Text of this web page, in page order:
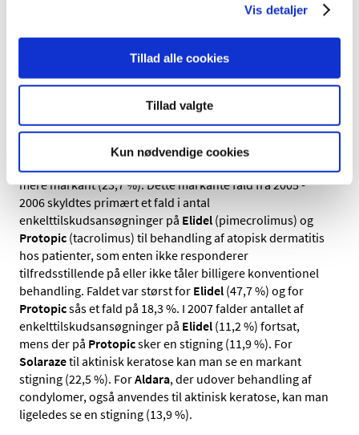
Vis detaljer
Tillad alle cookies
Tillad valgte
Kun nødvendige cookies
at patienten køber præparatet uden at have en bevilling
strontium, og dermed forårsaget færre
enkelttilskudsansøgninger for disse præparater.
I 2007 er faldet i antal ansøgninger om enkelttilskud til
lægemidler mod atopisk dermatitis (astmaeksem) og
mod aktinisk keratose (forstadie til hudkræft) mindre (4,2
%) end i 2006, hvor faldet sammenlignet med 2005 var
mere markant (23,7 %). Dette markante fald fra 2005 -
2006 skyldtes primært et fald i antal
enkelttilskudsansøgninger på Elidel (pimecrolimus) og
Protopic (tacrolimus) til behandling af atopisk dermatitis
hos patienter, som enten ikke responderer
tilfredsstillende på eller ikke tåler billigere konventionel
behandling. Faldet var størst for Elidel (47,7 %) og for
Protopicsås et fald på 18,3 %. I 2007 falder antallet af
enkelttilskudsansøgninger på Elidel (11,2 %) fortsat,
mens der på Protopicsker en stigning (11,9 %). For
Solarazetil aktinisk keratose kan man se en markant
stigning (22,5 %). ForAldara, der udover behandling af
condylomer, også anvendes til aktinisk keratose, kan man
ligeledes se en stigning (13,9 %).